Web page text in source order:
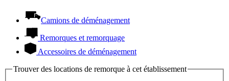
Camions de déménagement
Remorques et remorquage
Accessoires de déménagement
Trouver des locations de remorque à cet établissement